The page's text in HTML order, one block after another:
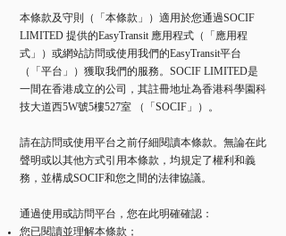
本條款及守則（「本條款」）適用於您通過SOCIF
LIMITED 提供的EasyTransit 應用程式（「應用程
式」）或網站訪問或使用我們的EasyTransit平台
（「平台」）獲取我們的服務。SOCIF LIMITED是
一間在香港成立的公司，其註冊地址為香港科學園科
技大道西5W號5樓527室 （「SOCIF」）。
請在訪問或使用平台之前仔細閱讀本條款。無論在此
聲明或以其他方式引用本條款，均規定了權利和義
務，並構成SOCIF和您之間的法律協議。
通過使用或訪問平台，您在此明確確認：
您已閱讀並理解本條款；